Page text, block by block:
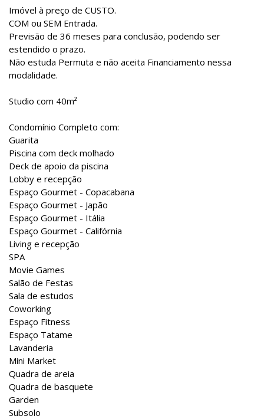
Imóvel à preço de CUSTO.
COM ou SEM Entrada.
Previsão de 36 meses para conclusão, podendo ser
estendido o prazo.
Não estuda Permuta e não aceita Financiamento nessa
modalidade.
Studio com 40m²
Condomínio Completo com:
Guarita
Piscina com deck molhado
Deck de apoio da piscina
Lobby e recepção
Espaço Gourmet - Copacabana
Espaço Gourmet - Japão
Espaço Gourmet - Itália
Espaço Gourmet - Califórnia
Living e recepção
SPA
Movie Games
Salão de Festas
Sala de estudos
Coworking
Espaço Fitness
Espaço Tatame
Lavanderia
Mini Market
Quadra de areia
Quadra de basquete
Garden
Subsolo